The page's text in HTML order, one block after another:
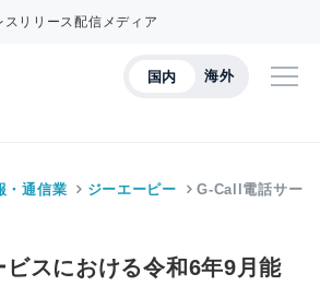
リリース配信メディア
国内 海外
・通信業 ジーエーピー G-Call電話サー
スにおける令和6年9月能